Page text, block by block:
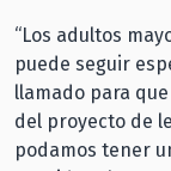
“Los adultos
puede seguir
llamado para
del proyecto de
podamos tener